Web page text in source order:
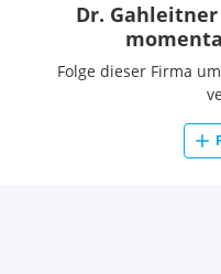
Dr.
Folge dieser Firma